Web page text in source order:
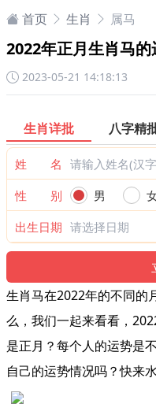
首页 生肖 属马
2022年正月生肖马
2023-05-21 14:18:13
生肖详批 八字精
姓 名
性 别
男
出生日期
生肖马在2022年的不同的
么，我们一起来看看，
是正月？每个人的运势是
自己的运势情况吗？快来